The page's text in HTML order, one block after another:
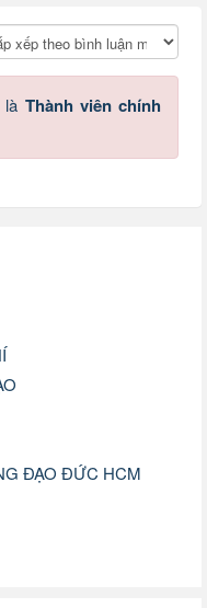
là Thành viên chính
ĐẠO ĐỨC HCM